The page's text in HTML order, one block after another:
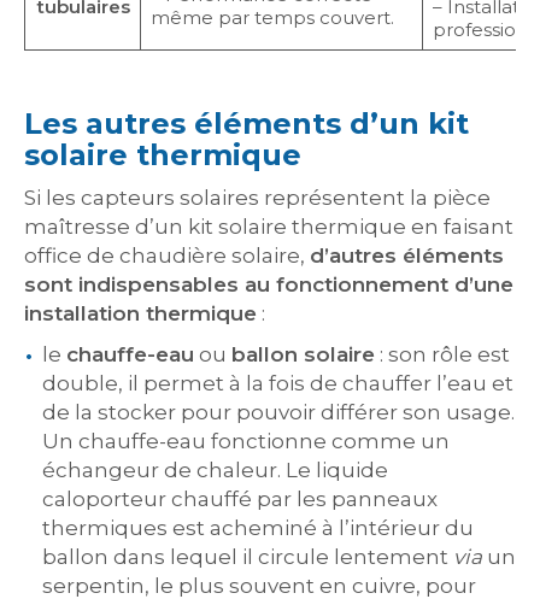
tubulaires
même par temps couvert.
–
Les autres éléments d’un kit
solaire thermique
Si les capteurs solaires représentent la pièce
maîtresse d’un kit solaire thermique en faisant
office de chaudière solaire, d’autres éléments
sont indispensables au fonctionnement d’une
installation thermique :
le chauffe-eau ou ballon solaire : son rôle est
double, il permet à la fois de chauffer l’eau et
de la stocker pour pouvoir différer son usage.
Un chauffe-eau fonctionne comme un
échangeur de chaleur. Le liquide
caloporteur chauffé par les panneaux
thermiques est acheminé à l’intérieur du
ballon dans lequel il circule lentement via un
serpentin, le plus souvent en cuivre, pour